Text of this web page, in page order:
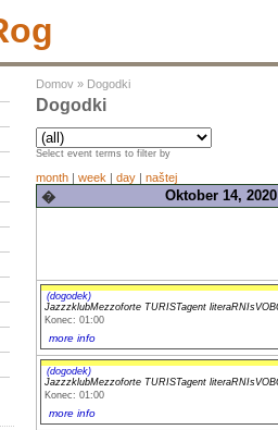
Domov » Dogodki
Dogodki
Select event terms to filter by
month | week | day | naštej
� Oktober 14,
(dogodek)
JazzzklubMezzoforte TURISTagent
Konec: 01:00
more info
(dogodek)
JazzzklubMezzoforte TURISTagent
Konec: 01:00
more info